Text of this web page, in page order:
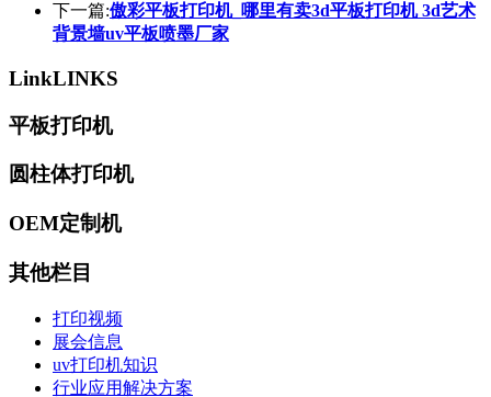
下一篇:傲彩平板打印机_哪里有卖3d平板打印机 3d艺术
背景墙uv平板喷墨厂家
LinkLINKS
平板打印机
圆柱体打印机
OEM定制机
其他栏目
打印视频
展会信息
uv打印机知识
行业应用解决方案